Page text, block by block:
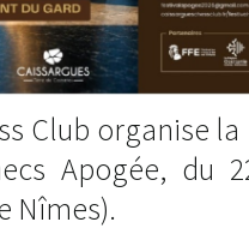
Club organise
Apogée, du
Nîmes).